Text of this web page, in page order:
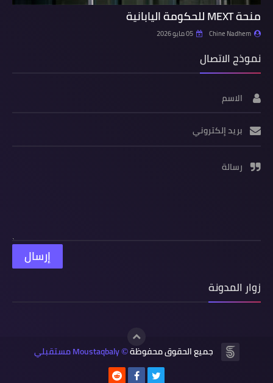
منحة MEXT للحكومة اليابانية
Chine Nadhem 05 مايو 2026
نموذج الاتصال
الاسم
بريد إلكتروني
رسالة
زوار المدونة
جميع الحقوق محفوظة © Moustaqbaly مستقبلي